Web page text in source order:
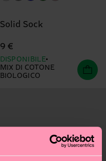
Solid Sock
9 €
DISPONIBILE
MIX DI COTONE
BIOLOGICO